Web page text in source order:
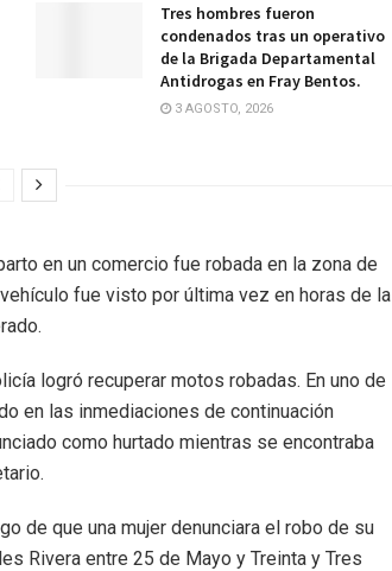
Tres hombres fueron
condenados tras un operativo
de la Brigada Departamental
Antidrogas en Fray Bentos.
3 AGOSTO, 2026
en un comercio fue robada en la zona de
fue visto por última vez en horas de la
logró recuperar motos robadas. En uno de
en las inmediaciones de continuación
como hurtado mientras se encontraba
de que una mujer denunciara el robo de su
Rivera entre 25 de Mayo y Treinta y Tres